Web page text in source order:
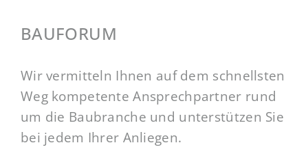
BAUFORUM
Wir vermitteln Ihnen auf dem schnellsten
Weg kompetente Ansprechpartner rund
um die Baubranche und unterstützen Sie
bei jedem Ihrer Anliegen.